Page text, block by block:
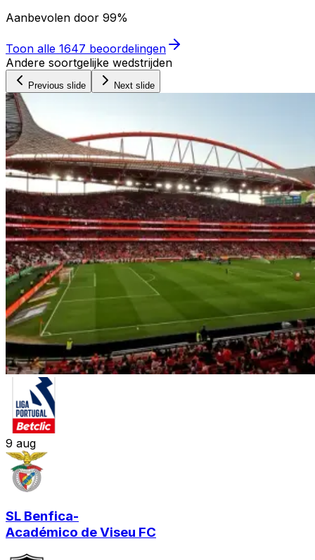
Aanbevolen door 99%
Toon alle 1647 beoordelingen
Andere soortgelijke wedstrijden
Previous slide Next slide
9 aug
SL Benfica-
Académico de Viseu FC